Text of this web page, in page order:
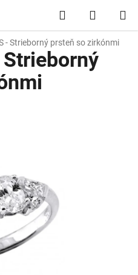
Hľadať
KOŠÍK
- Strieborný prsteň so zirkónmi